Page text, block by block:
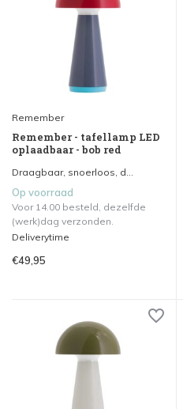
Remember
Remember - tafellamp LED
oplaadbaar - bob red
Draagbaar, snoerloos, d...
Op voorraad
Voor 14.00 besteld, dezelfde
(werk)dag verzonden.
Deliverytime
€49,95